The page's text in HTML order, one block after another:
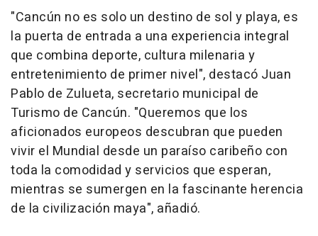
"Cancún no es solo un destino de sol y playa, es
la puerta de entrada a una experiencia integral
que combina deporte, cultura milenaria y
entretenimiento de primer nivel", destacó Juan
Pablo de Zulueta, secretario municipal de
Turismo de Cancún. "Queremos que los
aficionados europeos descubran que pueden
vivir el Mundial desde un paraíso caribeño con
toda la comodidad y servicios que esperan,
mientras se sumergen en la fascinante herencia
de la civilización maya", añadió.